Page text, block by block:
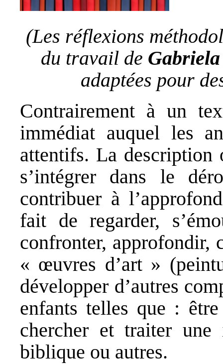
(Les réflexions
du travail de
adaptées pour
Contrairement à un
immédiat auquel les
attentifs. La description
s’intégrer dans le
contribuer à
fait de regarder,
confronter, approfondir,
« œuvres d’art »
développer d’autres
enfants telles que :
chercher et traiter une
biblique ou autres.